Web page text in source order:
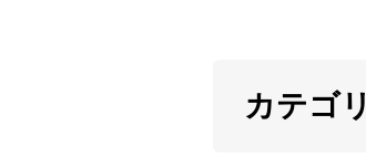
カテゴリ